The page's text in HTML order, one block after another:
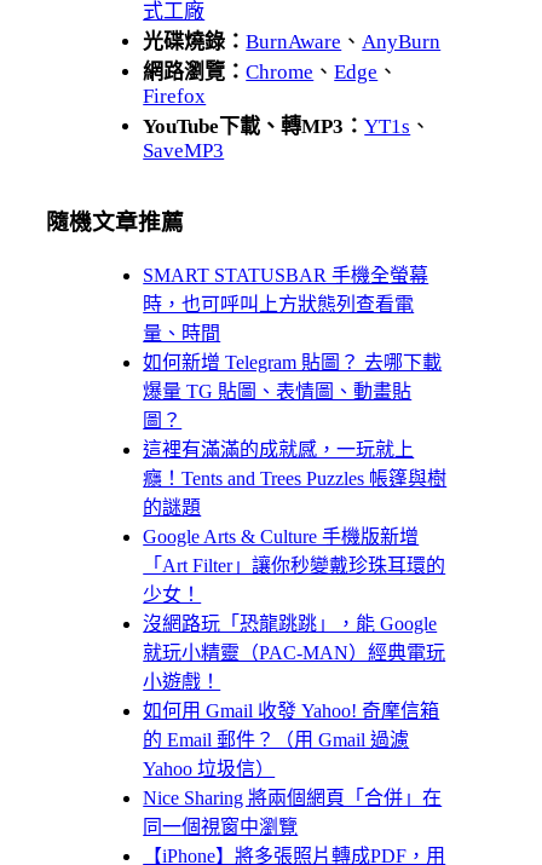
式工廠
光碟燒錄：BurnAware 、 AnyBurn
網路瀏覽：Chrome 、Edge 、
Firefox
YouTube下載、轉MP3：YT1s 、
SaveMP3
隨機文章推薦
SMART STATUSBAR 手機全螢幕
時，也可呼叫上方狀態列查看電
量、時間
如何新增 Telegram 貼圖？ 去哪下載
爆量 TG 貼圖、表情圖、動畫貼
圖？
這裡有滿滿的成就感，一玩就上
癮！Tents and Trees Puzzles 帳篷與樹
的謎題
Google Arts & Culture 手機版新增
「Art Filter」讓你秒變戴珍珠耳環的
少女！
沒網路玩「恐龍跳跳」，能 Google
就玩小精靈（PAC-MAN）經典電玩
小遊戲！
如何用 Gmail 收發 Yahoo! 奇摩信箱
的 Email 郵件？（用 Gmail 過濾
Yahoo 垃圾信）
Nice Sharing 將兩個網頁「合併」在
同一個視窗中瀏覽
【iPhone】將多張照片轉成PDF，用